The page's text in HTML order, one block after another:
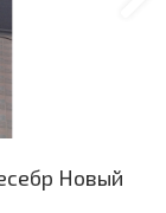
Новый